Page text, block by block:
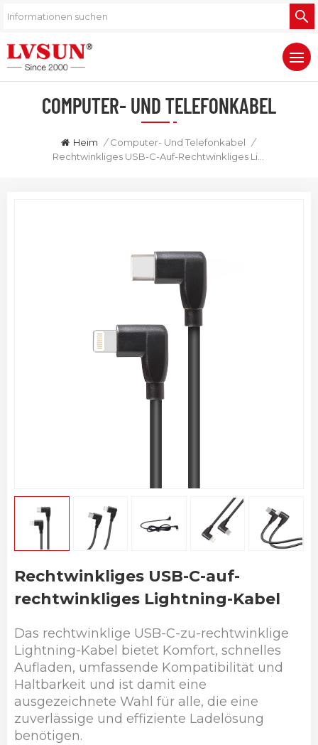
COMPUTER- UND TELEFONKABEL
Heim / Computer- Und Telefonkabel
/
Rechtwinkliges USB-C-auf-
rechtwinkliges Lightning-Kabel
Das rechtwinklige USB-C-zu-rechtwinklige
Lightning-Kabel bietet Komfort, schnelles
Aufladen, umfassende Kompatibilität und
Haltbarkeit und ist damit eine
ausgezeichnete Wahl für alle, die eine
zuverlässige und effiziente Ladelösung
benötigen.